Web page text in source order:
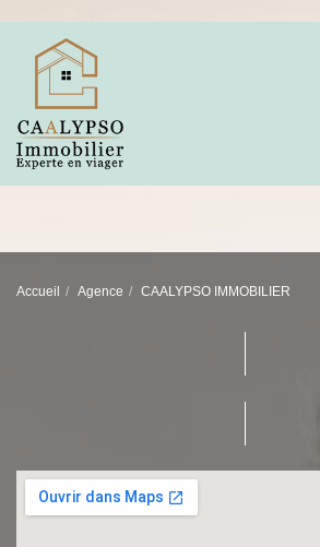
Accueil Agence CAALYPSO IMMOBILIER